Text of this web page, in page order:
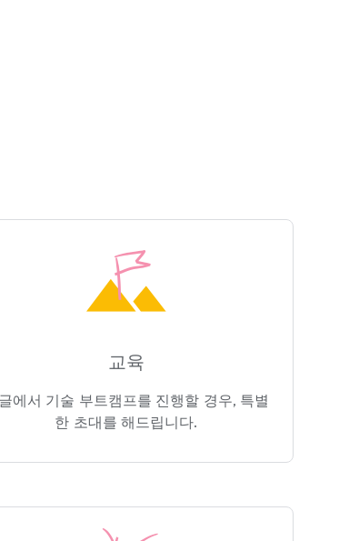
교육
에서 기술 부트캠프를 진행할 경우, 특별
한 초대를 해드립니다.